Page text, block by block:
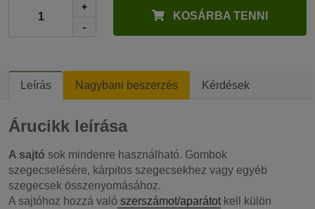
+
-
KOSÁRBA TENNI
Leírás Nagybani beszerzés Kérdések
Árucikk leírása
A sajtó sok mindenre használható. Gombok
szegecselésére, kárpitos szegecsekhez vagy egyéb
szegecsek összenyomásához.
A sajtóhoz hozzá való szerszámot/aparátot kell külön